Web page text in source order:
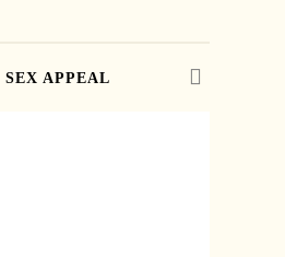
SEX APPEAL